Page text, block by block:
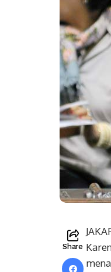
Share